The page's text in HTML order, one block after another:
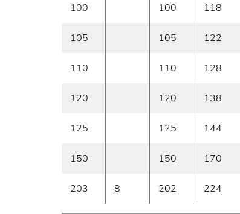
100 100 118
105 105 122
110 110 128
120 120 138
125 125 144
150 150 170
203 8 202 224